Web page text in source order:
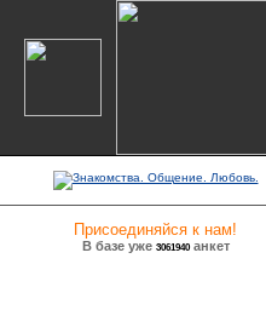
Присоединяйся к нам!
В базе уже 3061940анкет